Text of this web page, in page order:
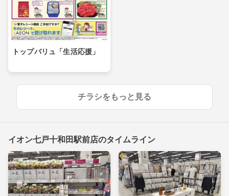
トップバリュ「生活応援」
チラシをもっと見る
イオン七戸十和田駅前店のタイムライン